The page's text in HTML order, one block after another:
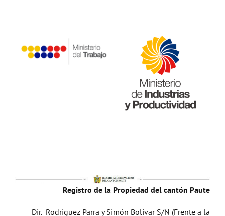
Registro de la Propiedad del cantón Paute
Dir. Rodriguez Parra y Simón Bolívar S/N (Frente a la